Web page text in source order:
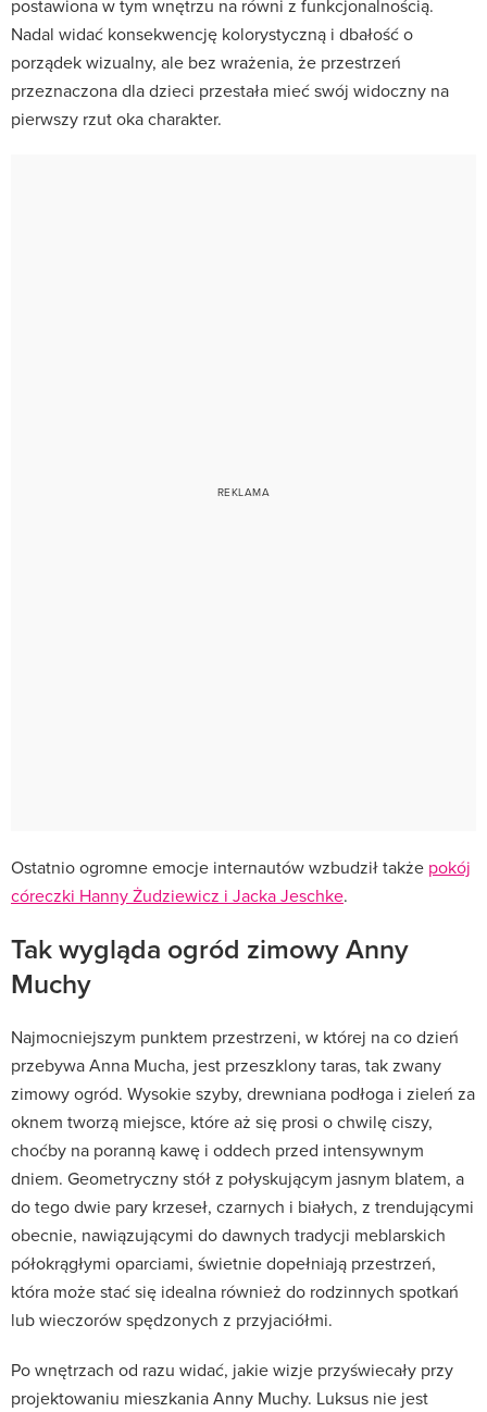
postawiona w tym wnętrzu na równi z funkcjonalnością.
Nadal widać konsekwencję kolorystyczną i dbałość o
porządek wizualny, ale bez wrażenia, że przestrzeń
przeznaczona dla dzieci przestała mieć swój widoczny na
pierwszy rzut oka charakter.
Ostatnio ogromne emocje internautów wzbudził także pokój
córeczki Hanny Żudziewicz i Jacka Jeschke.
Tak wygląda ogród zimowy Anny
Muchy
Najmocniejszym punktem przestrzeni, w której na co dzień
przebywa Anna Mucha, jest przeszklony taras, tak zwany
zimowy ogród. Wysokie szyby, drewniana podłoga i zieleń za
oknem tworzą miejsce, które aż się prosi o chwilę ciszy,
choćby na poranną kawę i oddech przed intensywnym
dniem. Geometryczny stół z połyskującym jasnym blatem, a
do tego dwie pary krzeseł, czarnych i białych, z trendującymi
obecnie, nawiązującymi do dawnych tradycji meblarskich
półokrągłymi oparciami, świetnie dopełniają przestrzeń,
która może stać się idealna również do rodzinnych spotkań
lub wieczorów spędzonych z przyjaciółmi.
Po wnętrzach od razu widać, jakie wizje przyświecały przy
projektowaniu mieszkania Anny Muchy. Luksus nie jest